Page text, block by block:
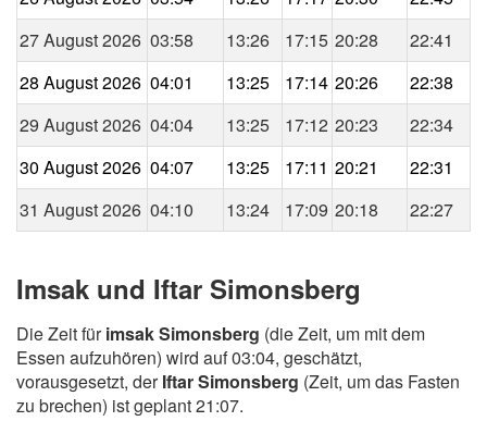
27 August 2026 03:58 13:26 17:15 20:28
22:41
28 August 2026 04:01 13:25 17:14 20:26
22:38
29 August 2026 04:04 13:25 17:12 20:23
22:34
30 August 2026 04:07 13:25 17:11 20:21
22:31
31 August 2026 04:10 13:24 17:09 20:18 22:27
Imsak und Iftar Simonsberg
Die Zeit fürimsak Simonsberg (die Zeit, um mit dem
Essen aufzuhören) wird auf 03:04, geschätzt,
vorausgesetzt, derIftar Simonsberg (Zeit, um das Fasten
zu brechen) ist geplant 21:07.